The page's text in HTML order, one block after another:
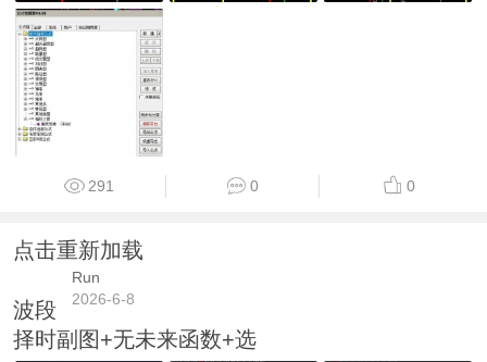
291 0 0
点击重新加载
Run
2026-6-8
波段
择时副图+无未来函数+选